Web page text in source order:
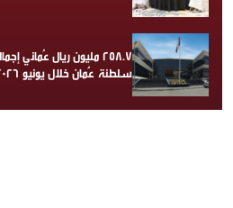
258.7 مليون ريال عُماني
سلطنة عُمان خلال يونيو 2026م